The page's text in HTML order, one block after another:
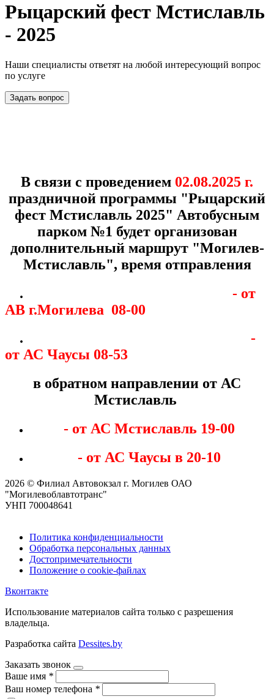
Рыцарский фест Мстиславль
- 2025
Наши специалисты ответят на любой интересующий вопрос
по услуге
Задать вопрос
В связи с проведением 02.08.2025 г.
праздничной программы "Рыцарский
фест Мстиславль 2025" Автобусным
парком №1 будет организован
дополнительный маршрут "Могилев-
Мстиславль", время отправления
.
- от
АВ г.Могилева 08-00
. -
от АС Чаусы 08-53
в обратном направлении от АС
Мстиславль
- от АС Мстиславль 19-00
- от АС Чаусы в 20-10
2026 © Филиал Автовокзал г. Могилев ОАО
"Могилевоблавтотранс"
УНП 700048641
Политика конфиденциальности
Обработка персональных данных
Достопримечательности
Положение о cookie-файлах
Вконтакте
Использование материалов сайта только с разрешения
владельца.
Разработка сайта Dessites.by
Заказать звонок
Ваше имя *
Ваш номер телефона *